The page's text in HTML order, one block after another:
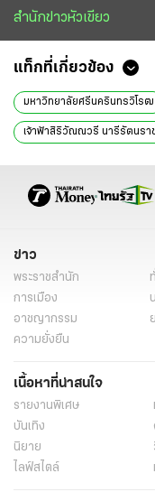
สำนักข่าวหัวเขียว
แท็กที่เกี่ยวข้อง
มหาวิทยาลัยศรีนครินทรวิโรฒ
เจ้าฟ้าสิริวัณณวรี นารีรัตนร
ข่าว
พระราชสำนัก
การเมือง
อาชญากรรม
ความยั่งยืน
เนื้อหาที่น่าสนใจ
รายงานพิเศษ
บันเทิง
นิยาย
ไลฟ์สไตล์